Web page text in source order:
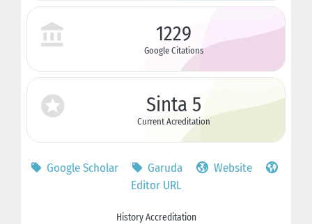
1229
Google Citations
Sinta 5
Current Acreditation
Google Scholar Garuda
Website
Editor URL
History Accreditation